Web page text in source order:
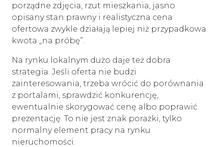
porządne zdjęcia, rzut mieszkania, jasno
opisany stan prawny i realistyczna cena
ofertowa zwykle działają lepiej niż przypadkowa
kwota „na próbę”.
Na rynku lokalnym dużo daje też dobra
strategia. Jeśli oferta nie budzi
zainteresowania, trzeba wrócić do porównania
z portalami, sprawdzić konkurencję,
ewentualnie skorygować cenę albo poprawić
prezentację. To nie jest znak porażki, tylko
normalny element pracy na rynku
nieruchomości.